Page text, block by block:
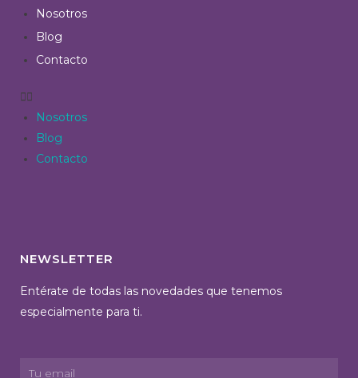
Nosotros
Blog
Contacto
Nosotros
Blog
Contacto
NEWSLETTER
Entérate de todas las novedades que tenemos
especialmente para ti.